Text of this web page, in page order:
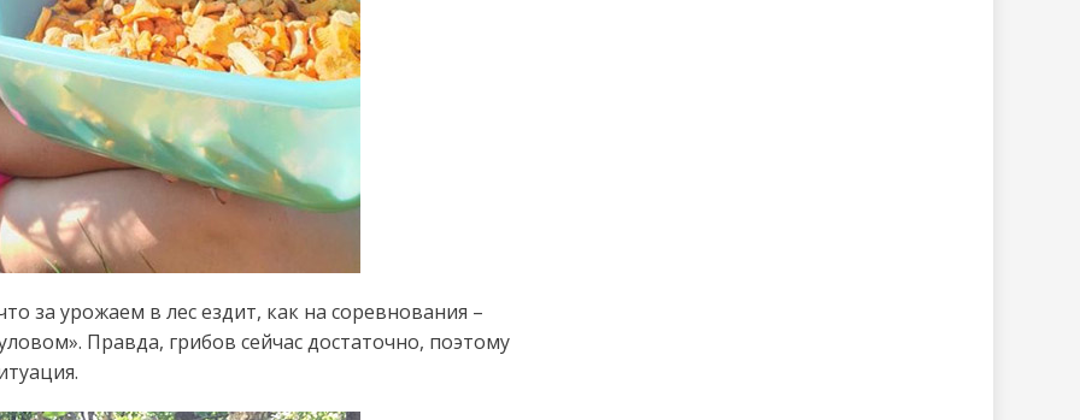
за урожаем в лес ездит, как на соревнования –
Правда, грибов сейчас достаточно, поэтому